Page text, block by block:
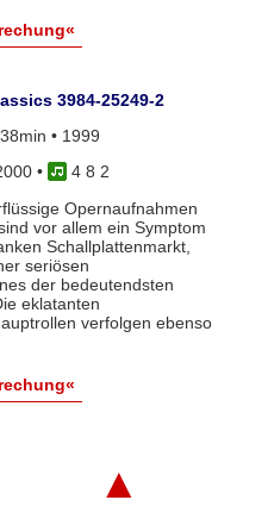
3984-25249-2
• 1999
•
4 8 2
Opernaufnahmen
vor allem ein Symptom
Schallplattenmarkt,
seriösen
der bedeutendsten
eklatanten
verfolgen ebenso
▲